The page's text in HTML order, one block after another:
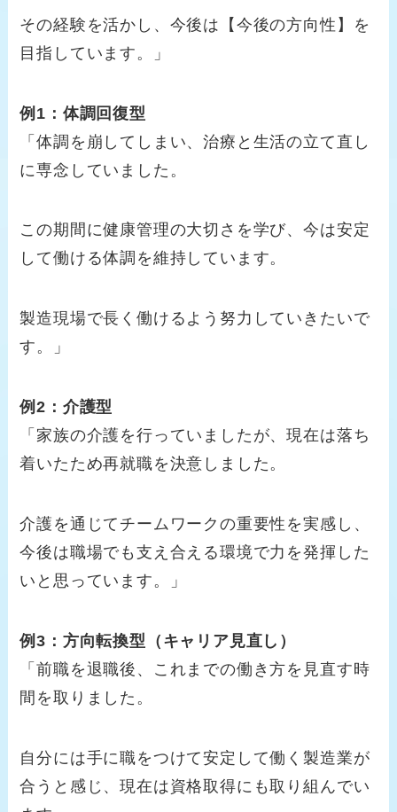
その経験を活かし、今後は【今後の方向性】を
目指しています。」
例1：体調回復型
「体調を崩してしまい、治療と生活の立て直し
に専念していました。
この期間に健康管理の大切さを学び、今は安定
して働ける体調を維持しています。
製造現場で長く働けるよう努力していきたいで
す。」
例2：介護型
「家族の介護を行っていましたが、現在は落ち
着いたため再就職を決意しました。
介護を通じてチームワークの重要性を実感し、
今後は職場でも支え合える環境で力を発揮した
いと思っています。」
例3：方向転換型（キャリア見直し）
「前職を退職後、これまでの働き方を見直す時
間を取りました。
自分には手に職をつけて安定して働く製造業が
合うと感じ、現在は資格取得にも取り組んでい